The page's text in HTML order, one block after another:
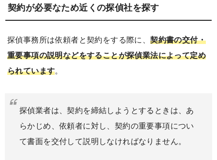
契約が必要なため近くの探偵社を探す
探偵事務所は依頼者と契約をする際に、契約書の交付・
重要事項の説明などをすることが探偵業法によって定め
られています。
探偵業者は、契約を締結しようとするときは、あ
らかじめ、依頼者に対し、契約の重要事項につい
て書面を交付して説明しなければなりません。